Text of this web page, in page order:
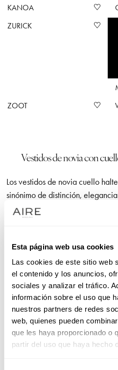
Esta página web usa cookies
Las cookies de este sitio web
el contenido y los anuncios,
sociales y analizar el tráfico.
información sobre el uso que
nuestros partners de redes
web, quienes pueden
que les haya proporcionado o
partir del uso que haya hecho
KANOA
ZURICK
ZOOT
Vestidos de novia con
Los vestidos de novia cuello
sinónimo de distinción,
diseño se caracteriza por
sofisticado combinando
contemporáneo. Nuestra
patrones cuidados al detalle,
calidad y acabados exquisitos
tipo de boda, desde
formales. En Aire Barcelona
única, por lo que con nuestra
acompañaremos en la